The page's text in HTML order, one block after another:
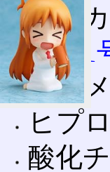
珪酸
青色1
カル
ヒプ
酸化